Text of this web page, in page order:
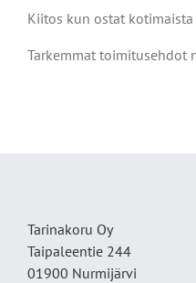
Kiitos kun ostat
Tarkemmat toimitusehdot
Tarinakoru Oy
Taipaleentie 244
01900 Nurmijärvi